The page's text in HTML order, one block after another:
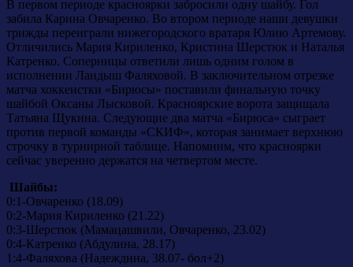
В первом периоде красноярки забросили одну шайбу. Гол
забила Карина Овчаренко. Во втором периоде наши девушки
трижды переиграли нижегородского вратаря Юлию Артемову.
Отличились Мария Кириленко, Кристина Шерстюк и Наталья
Катренко. Соперницы ответили лишь одним голом в
исполнении Ландыш Фаляховой. В заключительном отрезке
матча хоккеистки «Бирюсы» поставили финальную точку
шайбой Оксаны Лысковой. Красноярские ворота защищала
Татьяна Щукина. Следующие два матча «Бирюса» сыграет
против первой команды «СКИФ», которая занимает верхнюю
строчку в турнирной таблице. Напомним, что красноярки
сейчас уверенно держатся на четвертом месте.
Шайбы:
0:1-Овчаренко (18.09)
0:2-Мария Кириленко (21.22)
0:3-Шерстюк (Мамацашвили, Овчаренко, 23.02)
0:4-Катренко (Абдулина, 28.17)
1:4-Фаляхова (Надеждина, 38.07- бол+2)